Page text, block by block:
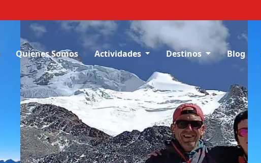
Quienes Somos Actividades Destinos Blog